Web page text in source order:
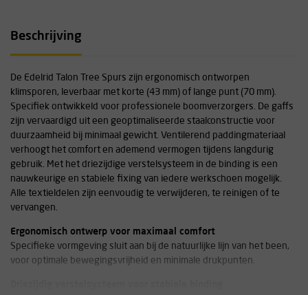
Beschrijving
De Edelrid Talon Tree Spurs zijn ergonomisch ontworpen
klimsporen, leverbaar met korte (43 mm) of lange punt (70 mm).
Specifiek ontwikkeld voor professionele boomverzorgers. De gaffs
zijn vervaardigd uit een geoptimaliseerde staalconstructie voor
duurzaamheid bij minimaal gewicht. Ventilerend paddingmateriaal
verhoogt het comfort en ademend vermogen tijdens langdurig
gebruik. Met het driezijdige verstelsysteem in de binding is een
nauwkeurige en stabiele fixing van iedere werkschoen mogelijk.
Alle textieldelen zijn eenvoudig te verwijderen, te reinigen of te
vervangen.
Ergonomisch ontwerp voor maximaal comfort
Specifieke vormgeving sluit aan bij de natuurlijke lijn van het been,
voor optimale bewegingsvrijheid en minimale drukpunten.